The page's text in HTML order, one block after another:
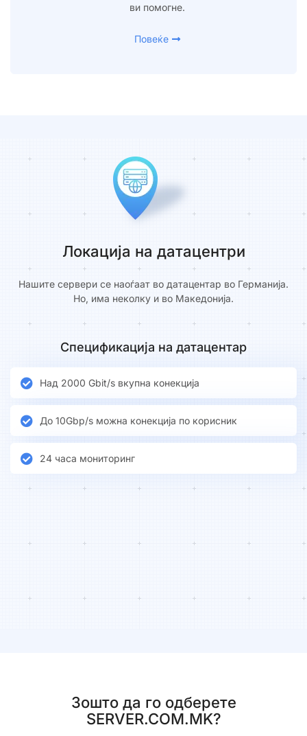
ви помогне.
Повеќе
Локација на датацентри
Нашите сервери се наоѓаат во датацентар во Германија.
Но, има неколку и во Македонија.
Спецификација на датацентар
Над 2000 Gbit/s вкупна конекција
До 10Gbp/s можна конекција по корисник
24 часа мониторинг
Зошто да го одберете
SERVER.COM.MK?